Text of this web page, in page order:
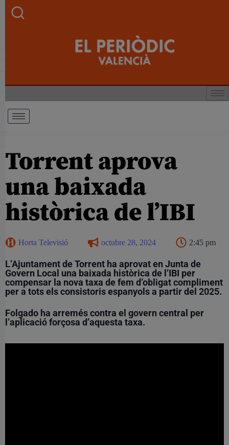
Torrent aprova
una baixada
històrica de l’IBI
Horta Televisió octubre 28, 2024 2:45 pm
L’Ajuntament de Torrent ha aprovat en Junta de
Govern Local una baixada històrica de l’IBI per
compensar la nova taxa de fem d’obligat compliment
per a tots els consistoris espanyols a partir del 2025.
Folgado ha arremés contra el govern central per
l’aplicació forçosa d’aquesta taxa.